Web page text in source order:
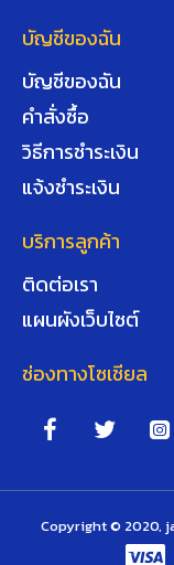
บัญชีของฉัน
บัญชีของฉัน
คำสั่งซื้อ
วิธีการชำระเงิน
แจ้งชำระเงิน
บริการลูกค้า
ติดต่อเรา
แผนผังเว็บไซต์
ช่องทางโซเชียล
Copyright © 2020,